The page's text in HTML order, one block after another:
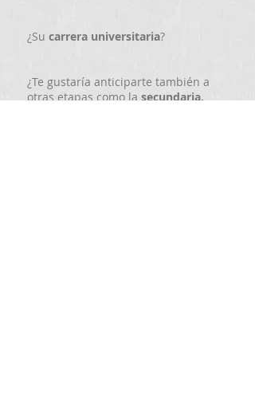
¿Su carrera universitaria?
¿Te gustaría anticiparte también a
otras etapas como lasecundaria,